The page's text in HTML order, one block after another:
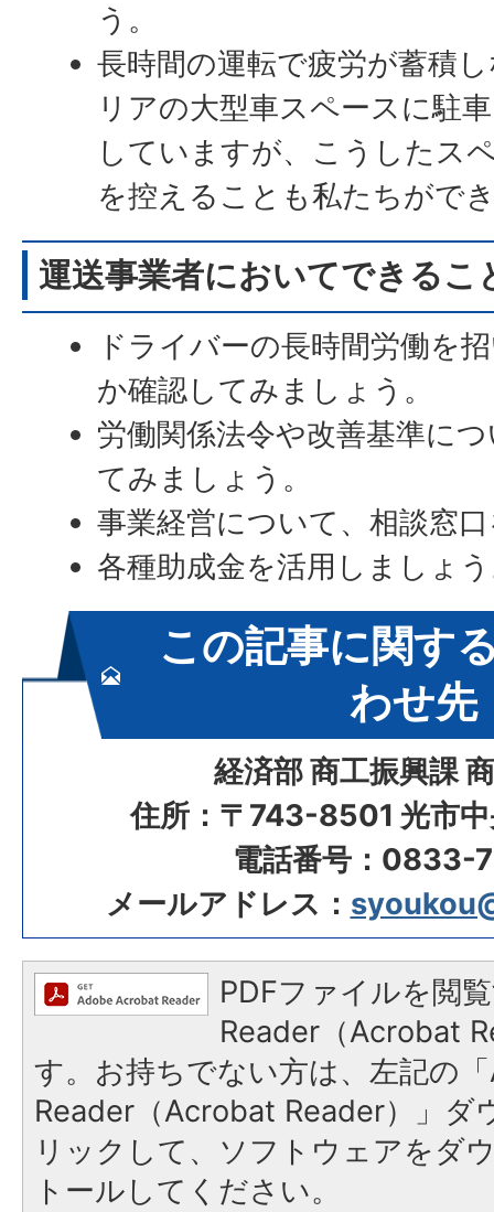
う。
長時間の運転で疲労が蓄積
リアの大型車スペースに駐
していますが、こうしたス
を控えることも私たちがで
運送事業者においてできるこ
ドライバーの長時間労働を
か確認してみましょう。
労働関係法令や改善基準に
てみましょう。
事業経営について、相談窓
各種助成金を活用しましょ
この記事に関す
わせ先
経済部 商工振興課
住所：〒743-8501 光市中
電話番号：0833-
メールアドレス：
PDFファイルを閲
Reader（Acrobat
す。お持ちでない方は、左記の
Reader（Acrobat Reader）」ダ
リックして、ソフトウェアをダ
トールしてください。